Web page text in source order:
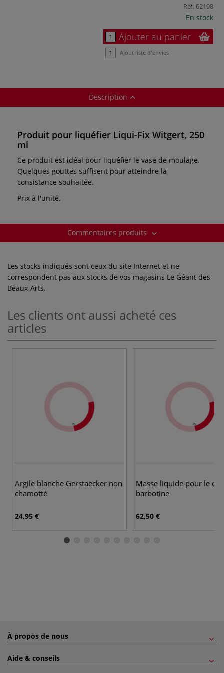
Réf. 62198
En stock
Ajouter au panier
Ajout liste d'envies
Description
Produit pour liquéfier Liqui-Fix Witgert, 250
ml
Ce produit est idéal pour liquéfier le vase de moulage.
Quelques gouttes suffisent pour atteindre la
consistance souhaitée.
Prix à l'unité.
Commentaires produits
Les stocks indiqués sont ceux du site Internet et ne
correspondent pas aux stocks de vos magasins Le Géant des
Beaux-Arts.
Les clients ont aussi acheté ces
articles
Argile blanche Gerstaecker non
chamotté
24,95 €
Masse liquide pour le
barbotine
62,50 €
À propos de nous
Aide & conseils